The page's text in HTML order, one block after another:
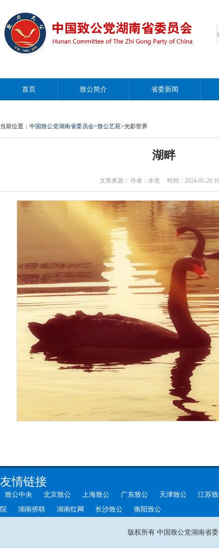
首页 致公简介 省委新闻
当前位置： 中国致公党湖南省委员会>致公艺苑>光影世界
湖畔
文章来源： 作者：本觉 时间：2024-01-26
友情链接
致公中央 北京致公 上海致公 广东致公 天津致公
江苏
院
湖南侨联 湖南红网 长沙致公 衡阳致公
版权所有 中国致公党湖南省